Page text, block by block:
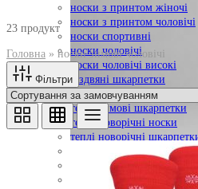
носки з принтом жіночі
носки з принтом чоловічі
носки спортивні
носки чоловічі
носки чоловічі високі
різдвяні шкарпетки
теплі зимові носки
теплі зимові шкарпетки
теплі новорічні носки
теплі новорічні
утеплені шкарпетки
чоловічі носки
23 продукт
Головна » носки зимові чоловічі
Фільтри